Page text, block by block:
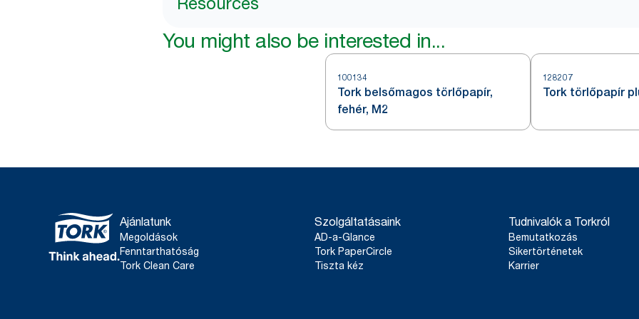
You might also be interested in...
100134
Tork belsőmagos törlőpapír,
fehér, M2
128207
Tork törlőpapír
Ajánlatunk
Megoldások
Fenntarthatóság
Tork Clean Care
Szolgáltatásaink
AD-a-Glance
Tork PaperCircle
Tiszta kéz
Tudnivalók a Torkról
Bemutatkozás
Sikertörténetek
Karrier